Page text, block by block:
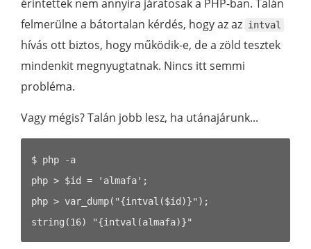
érintettek nem annyira járatosak a PHP-ban. Talán
felmerülne a bátortalan kérdés, hogy az az intval
hívás ott biztos, hogy működik-e, de a zöld tesztek
mindenkit megnyugtatnak. Nincs itt semmi
probléma.
Vagy mégis? Talán jobb lesz, ha utánajárunk...
$ php -a
php > $id = 'almafa';
php > var_dump("{intval($id)}");